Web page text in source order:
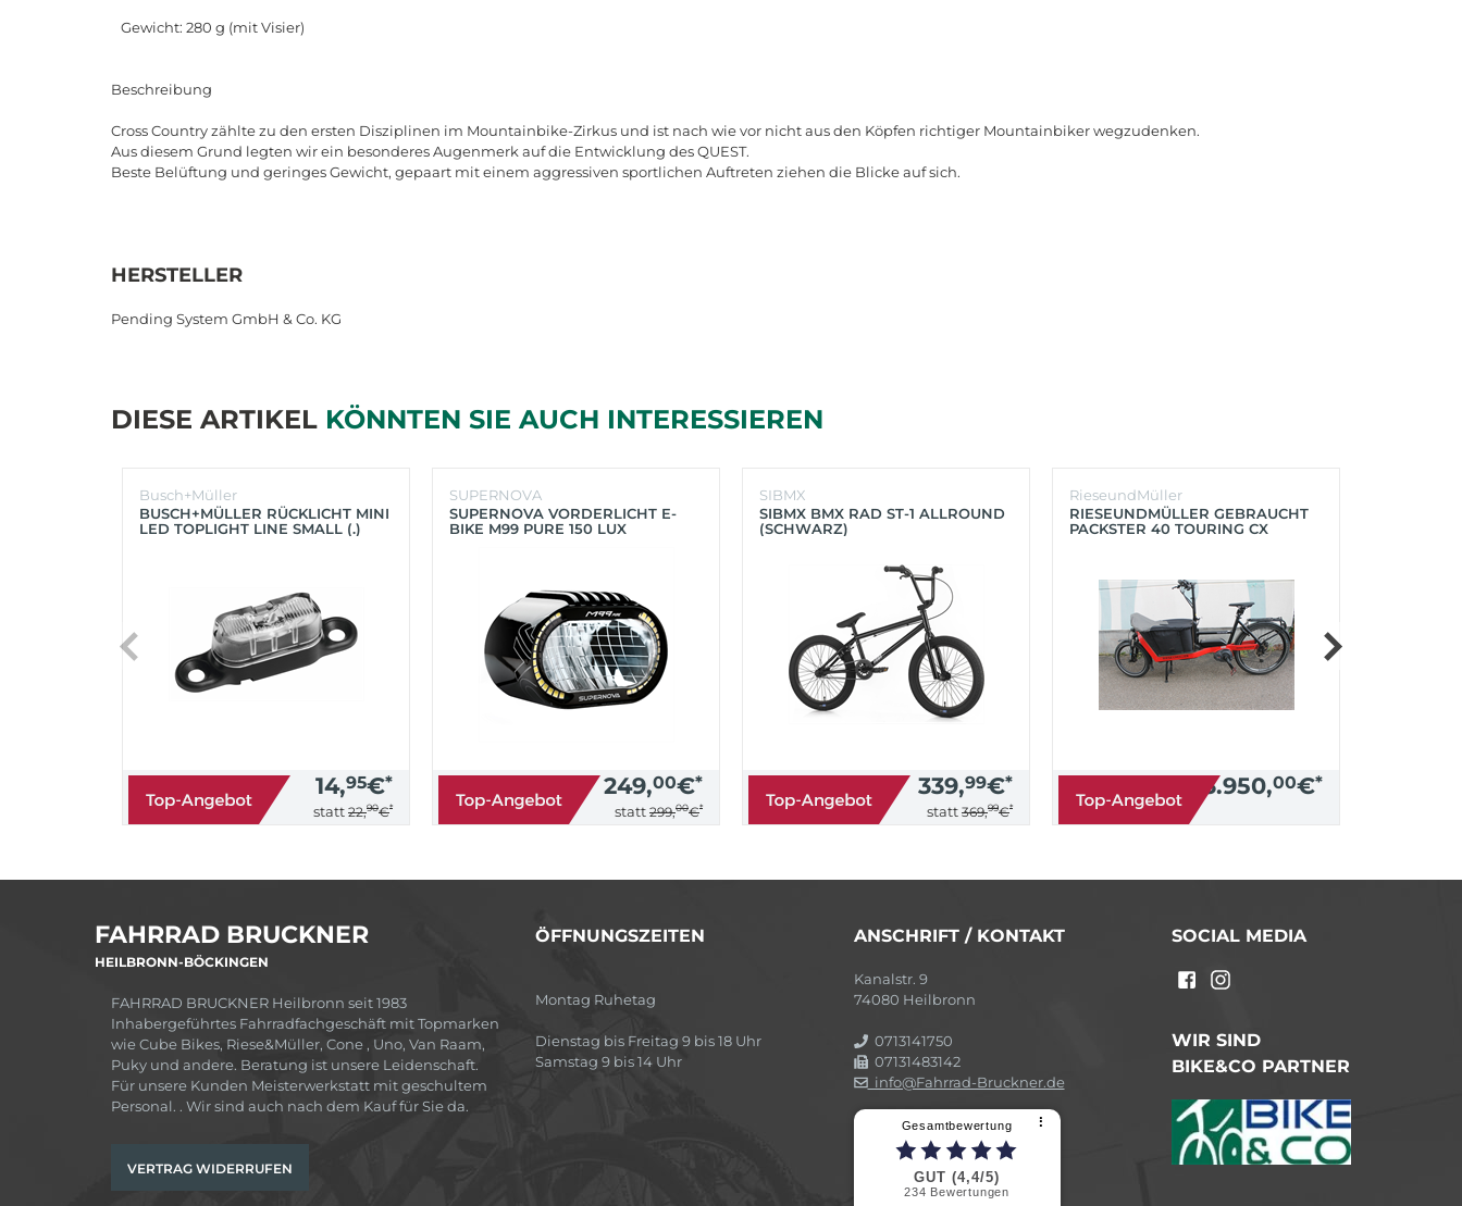
Gewicht: 280 g (mit Visier)
Beschreibung
Cross Country zählte zu den ersten Disziplinen im Mountainbike-Zirkus und ist nach wie vor nicht aus den Köpfen richtiger Mountainbiker wegzudenken.
Aus diesem Grund legten wir ein besonderes Augenmerk auf die Entwicklung des QUEST.
Beste Belüftung und geringes Gewicht, gepaart mit einem aggressiven sportlichen Auftreten ziehen die Blicke auf sich.
HERSTELLER
Pending System GmbH & Co. KG
DIESE ARTIKEL KÖNNTEN SIE AUCH INTERESSIEREN
Busch+Müller
BUSCH+MÜLLER RÜCKLICHT MINI
LED TOPLIGHT LINE SMALL (.)
14,95€*
statt 22,90€*
SUPERNOVA
SUPERNOVA VORDERLICHT E-
BIKE M99 PURE 150 LUX
249,00€*
statt 299,00€*
SIBMX
SIBMX BMX RAD ST-1 ALLROUND
(SCHWARZ)
339,99€*
statt 369,99€*
RieseundMüller
RIESEUNDMÜLLER GEBRAUCHT
PACKSTER 40 TOURING CX
3.950,00€*
FAHRRAD BRUCKNER
HEILBRONN-BÖCKINGEN
FAHRRAD BRUCKNER Heilbronn seit 1983
Inhabergeführtes Fahrradfachgeschäft mit Topmarken
wie Cube Bikes, Riese&Müller, Cone , Uno, Van Raam,
Puky und andere. Beratung ist unsere Leidenschaft.
Für unsere Kunden Meisterwerkstatt mit geschultem
Personal. . Wir sind auch nach dem Kauf für Sie da.
VERTRAG WIDERRUFEN
ÖFFNUNGSZEITEN
Montag Ruhetag
Dienstag bis Freitag 9 bis 18 Uhr
Samstag 9 bis 14 Uhr
ANSCHRIFT / KONTAKT
Kanalstr. 9
74080 Heilbronn
0713141750
07131483142
info@Fahrrad-Bruckner.de
Gesamtbewertung ⠇
GUT (4,4/5)
234 Bewertungen
SOCIAL MEDIA
WIR SIND
BIKE&CO PARTNER